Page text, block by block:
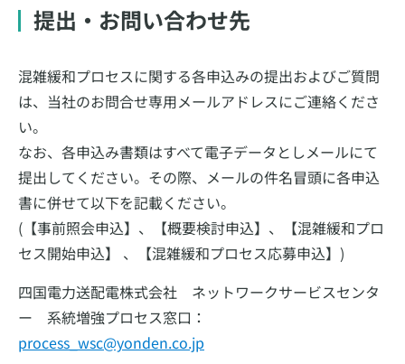
提出・お問い合わせ先
混雑緩和プロセスに関する各申込みの提出およびご質問
は、当社のお問合せ専用メールアドレスにご連絡くださ
い。
なお、各申込み書類はすべて電子データとしメールにて
提出してください。その際、メールの件名冒頭に各申込
書に併せて以下を記載ください。
(【事前照会申込】、【概要検討申込】、【混雑緩和プロ
セス開始申込】 、【混雑緩和プロセス応募申込】)
四国電力送配電株式会社 ネットワークサービスセンタ
ー 系統増強プロセス窓口：
process_wsc@yonden.co.jp